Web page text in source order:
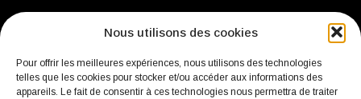
Nous utilisons des cookies
Pour offrir les meilleures expériences, nous utilisons des technologies
telles que les cookies pour stocker et/ou accéder aux informations des
appareils. Le fait de consentir à ces technologies nous permettra de traiter
Charte environnementale
Politique de confidentialité